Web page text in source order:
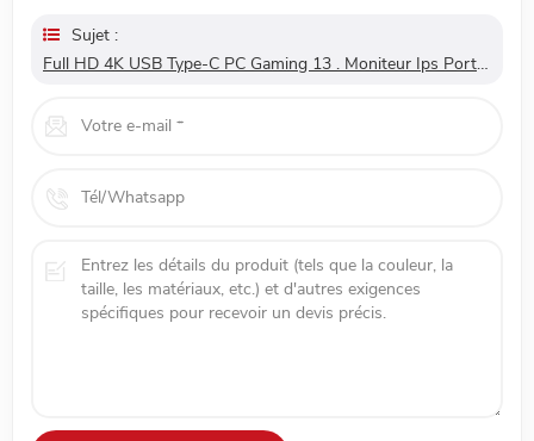
Sujet :
Full HD 4K USB Type-C PC Gaming 13 . Moniteur Ips Portable De 3 Pouces Pour Ordinateur Portable De Téléphone Intelligent